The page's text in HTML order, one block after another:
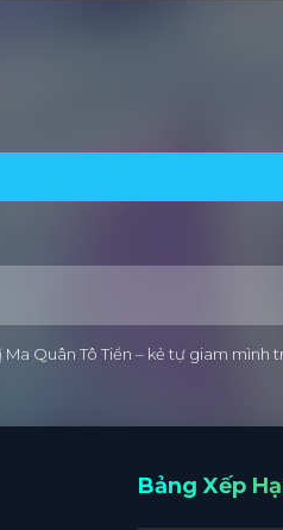
Quân Tô Tiển – kẻ tự giam mình
Bảng Xếp